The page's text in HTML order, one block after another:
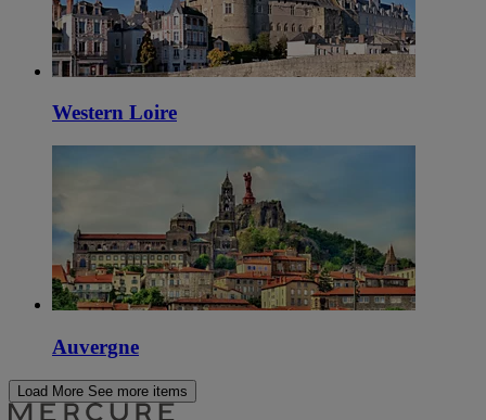
Western Loire
Auvergne
Load More See more items